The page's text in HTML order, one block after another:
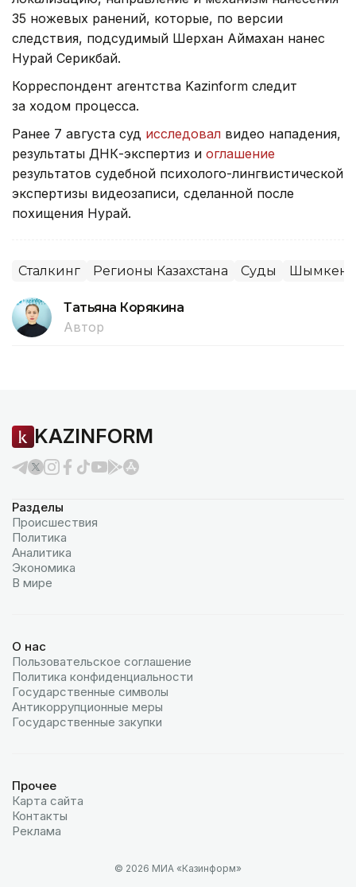
35 ножевых ранений, которые, по версии
следствия, подсудимый Шерхан Аймахан нанес
Нурай Серикбай.
Корреспондент агентства Kazinform следит
за ходом процесса.
Ранее 7 августа суд исследовал видео нападения,
результаты ДНК-экспертиз и оглашение
результатов судебной психолого-лингвистической
экспертизы видеозаписи, сделанной после
похищения Нурай.
Сталкинг Регионы Казахстана Суды Шымкент
Татьяна Корякина
Автор
KAZINFORM
Разделы
Происшествия
Политика
Аналитика
Экономика
В мире
О нас
Пользовательское соглашение
Политика конфиденциальности
Государственные символы
Антикоррупционные меры
Государственные закупки
Прочее
Карта сайта
Контакты
Реклама
© 2026 МИА «Казинформ»